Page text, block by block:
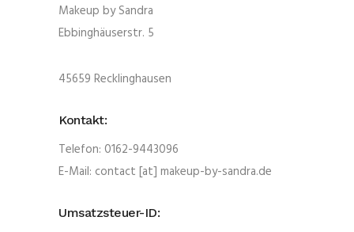
Makeup by Sandra
Ebbinghäuserstr. 5
45659 Recklinghausen
Kontakt:
Telefon: 0162-9443096
E-Mail: contact [at] makeup-by-sandra.de
Umsatzsteuer-ID: